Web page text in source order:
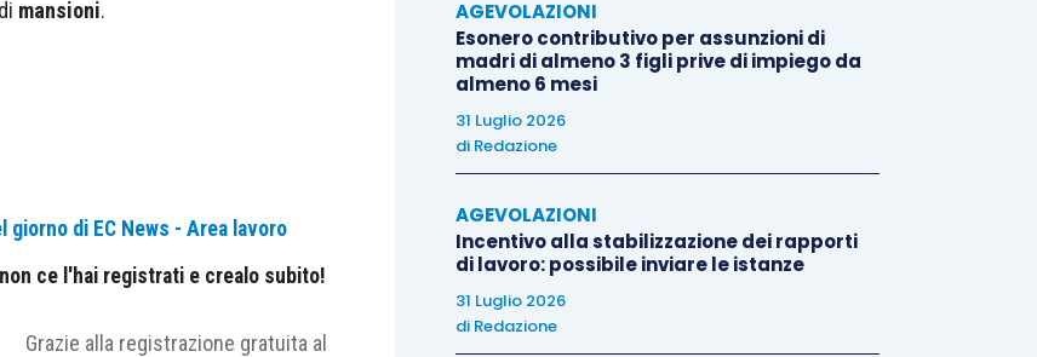
mansioni.
di EC News - Area lavoro
ce l'hai registrati e crealo subito!
Grazie alla registrazione gratuita al
AGEVOLAZIONI
Esonero contributivo per assunzioni di
madri di almeno 3 figli prive di impiego da
almeno 6 mesi
31 Luglio 2026
di Redazione
AGEVOLAZIONI
Incentivo alla stabilizzazione dei rapporti
di lavoro: possibile inviare le istanze
31 Luglio 2026
di Redazione